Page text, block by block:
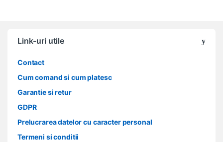
Link-uri utile
Contact
Cum comand si cum platesc
Garantie si retur
GDPR
Prelucrarea datelor cu caracter personal
Termeni si conditii